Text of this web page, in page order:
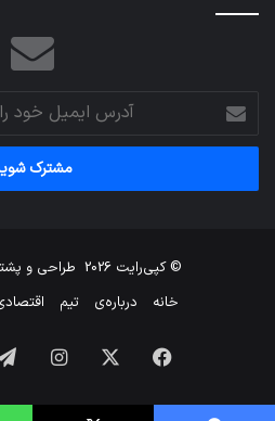
آدرس
ایمیل
خود
وارد
© کپی‌رایت 2026 طراحی و
خانه
درباره‌ی تیم
فیس
بوک